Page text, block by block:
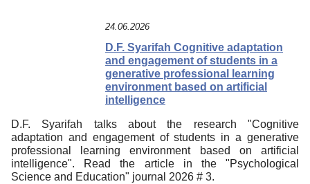
24.06.2026
D.F. Syarifah Cognitive adaptation
and engagement of students in a
generative professional learning
environment based on artificial
intelligence
D.F. Syarifah talks about the research "Cognitive
adaptation and engagement of students in a generative
professional learning environment based on artificial
intelligence". Read the article in the "Psychological
Science and Education" journal 2026 # 3.